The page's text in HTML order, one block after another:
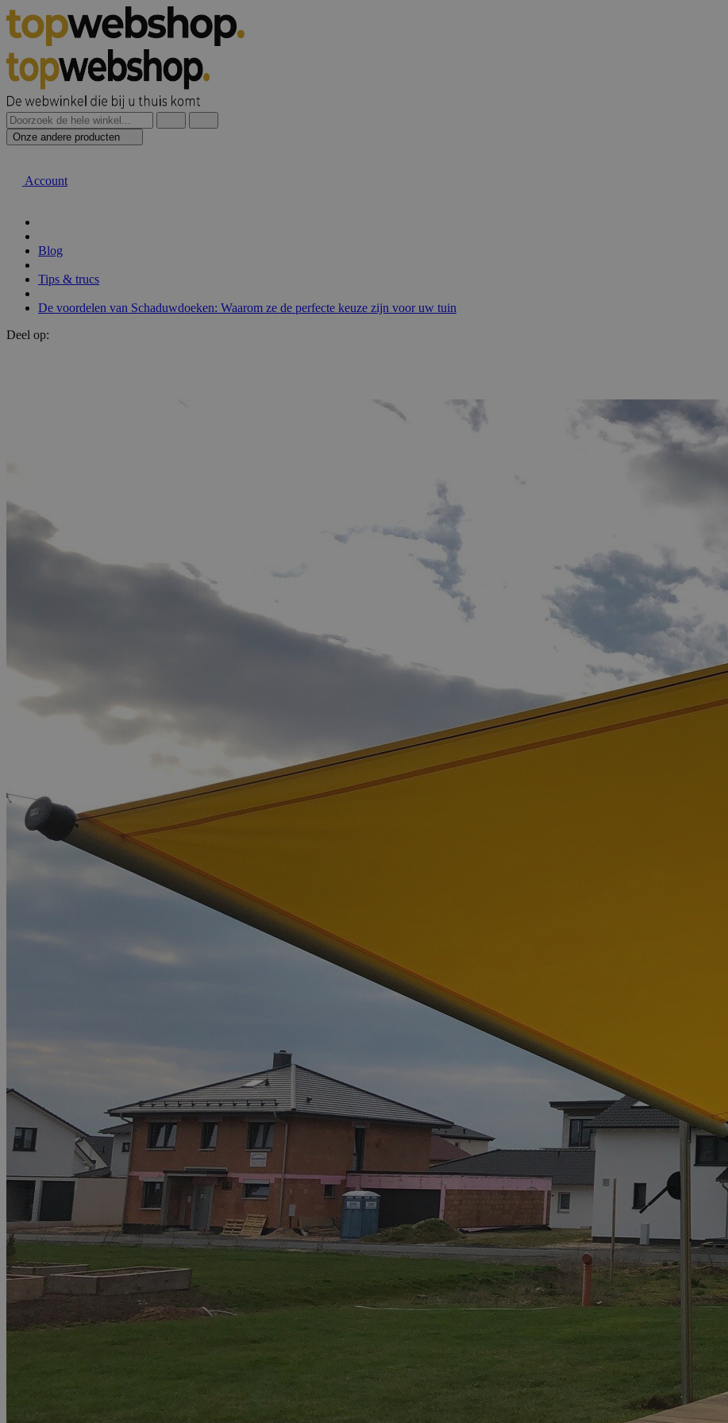
Onze andere producten
Account
Blog
Tips & trucs
De voordelen van Schaduwdoeken: Waarom ze de perfecte keuze zijn voor uw tuin
Deel op: